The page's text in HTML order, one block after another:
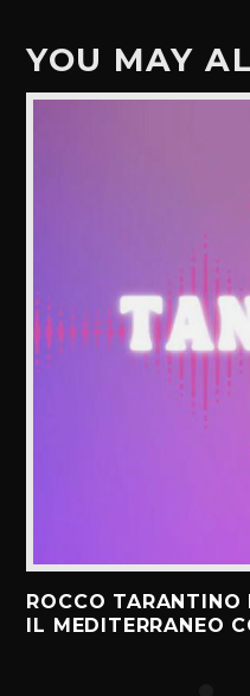
YOU MAY
ROCCO TARANTINO
IL MEDITERRANEO